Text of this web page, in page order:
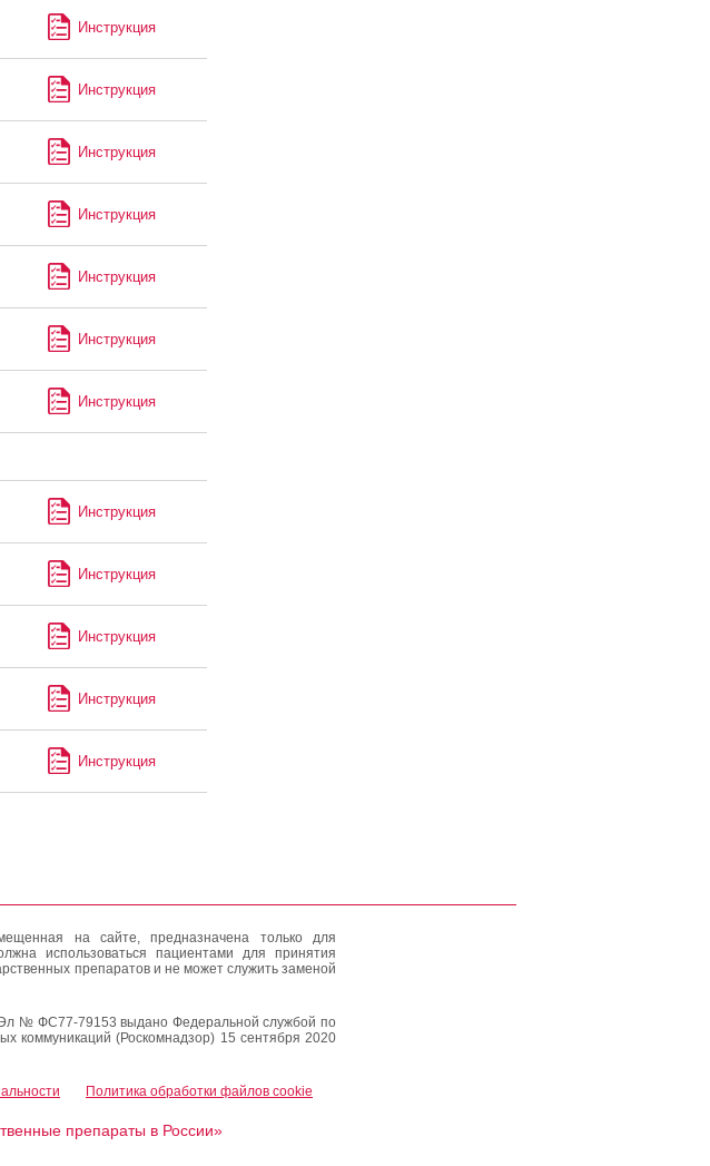
Инструкция
Инструкция
Инструкция
Инструкция
Инструкция
Инструкция
Инструкция
Инструкция
Инструкция
Инструкция
Инструкция
Инструкция
на сайте, предназначена только для
использоваться пациентами для принятия
препаратов и не может служить заменой
Эл № ФС77-79153 выдано Федеральной службой по
коммуникаций (Роскомнадзор) 15 сентября 2020
Политика обработки файлов cookie
препараты в России»